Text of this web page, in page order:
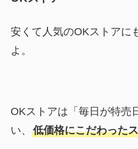
安くて人気のOKストアに
よ。
OKストアは「毎日が特売
い、 低価格にこだわった